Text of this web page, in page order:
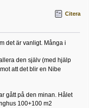
Citera
det är vanligt. Många i
den själv (med hjälp
att det blir en Nibe
gått på den minan. Hålet
100+100 m2